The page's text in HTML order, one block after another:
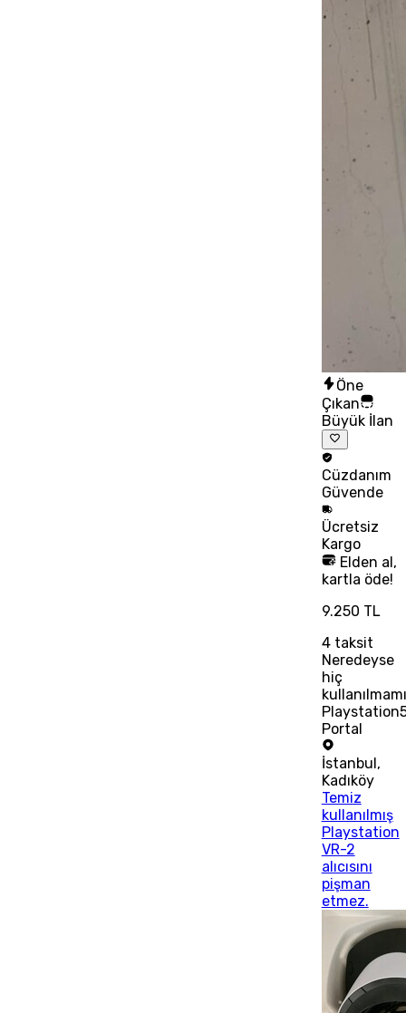
Öne
Çıkan
Büyük İlan
Cüzdanım
Güvende
Ücretsiz
Kargo
Elden al,
kartla öde!
9.250 TL
4taksit
Neredeyse
hiç
Portal
İstanbul ,
Kadıköy
Temiz
kullanılmış
Playstation
VR-2
alıcısını
pişman
etmez.